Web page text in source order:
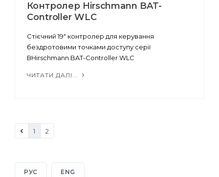
Контролер Hirschmann BAT-
Controller WLC
Стієчний 19" контролер для керування
бездротовими точками доступу серії
ВHirschmann BAT-Controller WLC
ЧИТАТИ ДАЛІ...
1 2
РУС ENG